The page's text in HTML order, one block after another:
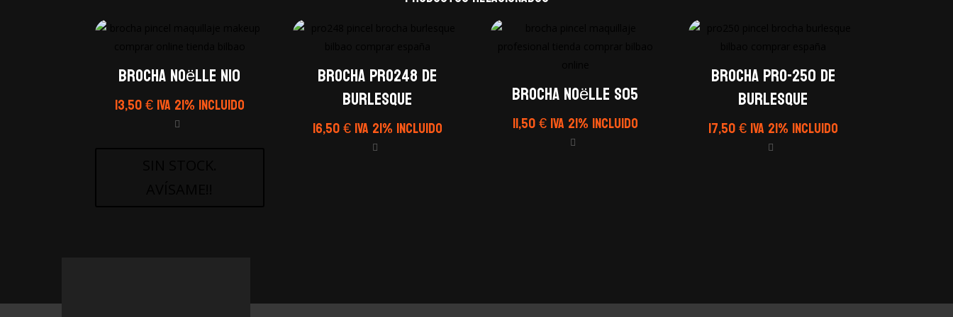
Brocha Noëlle N10
13,50€IVA 21% Incluido
Brocha PRO248 de
Burlesque
16,50€IVA 21% Incluido
Brocha Noëlle S05
11,50€IVA 21% Incluido
Brocha PRO-250 de
Burlesque
17,50€IVA 21% Incluido